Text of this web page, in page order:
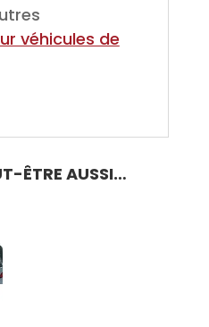
véhicules de
ÊTRE AUSSI…